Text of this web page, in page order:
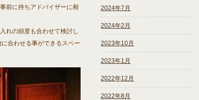
前に持ちアドバイザーに相
れの頻度も合わせて検討し
合わせる事ができるスペー
2024年7月
2024年2月
2023年10月
2023年1月
2022年12月
2022年8月